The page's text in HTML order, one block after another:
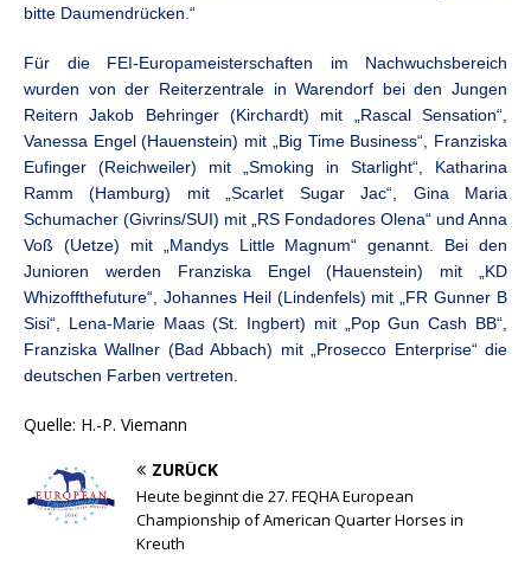
bitte Daumendrücken.“
Für die FEI-Europameisterschaften im Nachwuchsbereich
wurden von der Reiterzentrale in Warendorf bei den Jungen
ReiternJakob Behringer (Kirchardt) mit „Rascal Sensation“,
Vanessa Engel (Hauenstein) mit „Big Time Business“, Franziska
Eufinger (Reichweiler) mit „Smoking in Starlight“, Katharina
Ramm (Hamburg) mit „Scarlet Sugar Jac“, Gina Maria
Schumacher (Givrins/SUI) mit „RS Fondadores Olena“ und Anna
Voß (Uetze) mit „Mandys Little Magnum“ genannt. Bei den
Junioren werden Franziska Engel (Hauenstein) mit „KD
Whizoffthefuture“, Johannes Heil (Lindenfels) mit „FR Gunner B
Sisi“, Lena-Marie Maas (St. Ingbert) mit „Pop Gun Cash BB“,
Franziska Wallner (Bad Abbach) mit „Prosecco Enterprise“ die
deutschen Farben vertreten.
Quelle: H.-P. Viemann
ZURÜCK
Heute beginnt die 27. FEQHA European
Championship of American Quarter Horses in
Kreuth